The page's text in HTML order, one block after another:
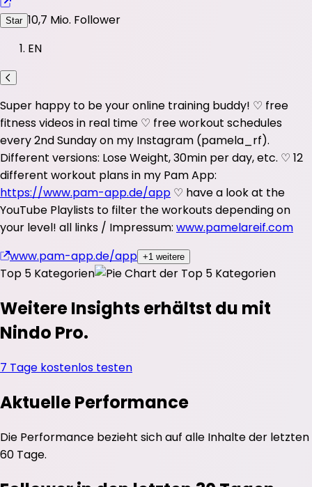
Star 10,7 Mio. Follower
EN
Super happy to be your online training buddy! ♡ free
fitness videos in real time ♡ free workout schedules
every 2nd Sunday on my Instagram (pamela_rf).
Different versions: Lose Weight, 30min per day, etc. ♡ 12
different workout plans in my Pam App:
https://www.pam-app.de/app ♡ have a look at the
YouTube Playlists to filter the workouts depending on
your level! all links / Impressum: www.pamelareif.com
www.pam-app.de/app +1 weitere
Top 5 Kategorien
Weitere Insights erhältst du mit
Nindo Pro.
7 Tage kostenlos testen
Aktuelle Performance
Die Performance bezieht sich auf alle Inhalte der letzten
60 Tage.